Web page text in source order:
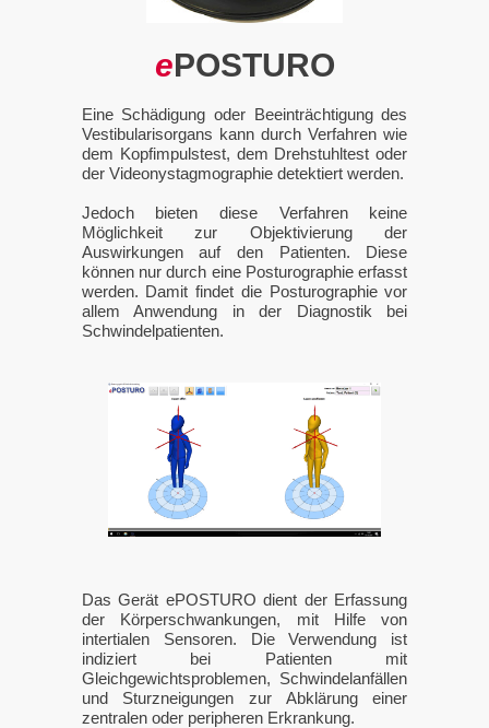
ePOSTURO
Eine Schädigung oder Beeinträchtigung des
Vestibularisorgans kann durch Verfahren wie
dem Kopfimpulstest, dem Drehstuhltest oder
der Videonystagmographie detektiert werden.
Jedoch bieten diese Verfahren keine
Möglichkeit zur Objektivierung der
Auswirkungen auf den Patienten. Diese
können nur durch eine Posturographie erfasst
werden. Damit findet die Posturographie vor
allem Anwendung in der Diagnostik bei
Schwindelpatienten.
Das Gerät ePOSTURO dient der Erfassung
der Körperschwankungen, mit Hilfe von
intertialen Sensoren. Die Verwendung ist
indiziert bei Patienten mit
Gleichgewichtsproblemen, Schwindelanfällen
und Sturzneigungen zur Abklärung einer
zentralen oder peripheren Erkrankung.